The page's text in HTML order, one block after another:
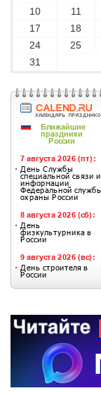
10 11
17
18
24
25
31